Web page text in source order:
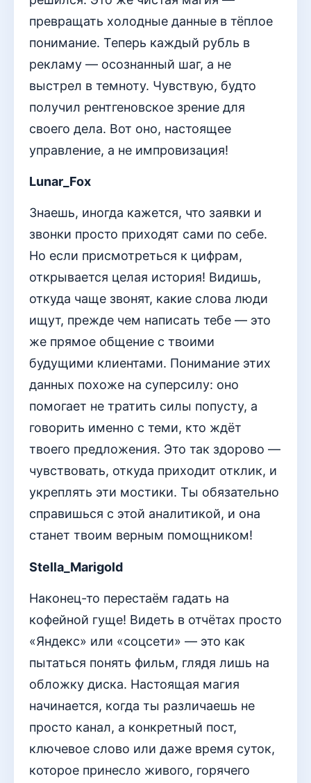
превращать холодные данные в тёплое
понимание. Теперь каждый рубль в
рекламу — осознанный шаг, а не
выстрел в темноту. Чувствую, будто
получил рентгеновское зрение для
своего дела. Вот оно, настоящее
управление, а не импровизация!
Lunar_Fox
Знаешь, иногда кажется, что заявки и
звонки просто приходят сами по себе.
Но если присмотреться к цифрам,
открывается целая история! Видишь,
откуда чаще звонят, какие слова люди
ищут, прежде чем написать тебе — это
же прямое общение с твоими
будущими клиентами. Понимание этих
данных похоже на суперсилу: оно
помогает не тратить силы попусту, а
говорить именно с теми, кто ждёт
твоего предложения. Это так здорово —
чувствовать, откуда приходит отклик, и
укреплять эти мостики. Ты обязательно
справишься с этой аналитикой, и она
станет твоим верным помощником!
Stella_Marigold
Наконец-то перестаём гадать на
кофейной гуще! Видеть в отчётах просто
«Яндекс» или «соцсети» — это как
пытаться понять фильм, глядя лишь на
обложку диска. Настоящая магия
начинается, когда ты различаешь не
просто канал, а конкретный пост,
ключевое слово или даже время суток,
которое принесло живого, горячего